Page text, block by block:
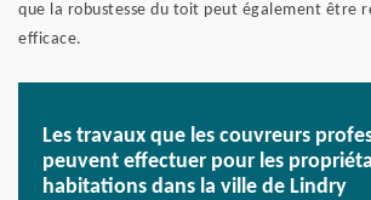
que la robustesse du toit peut également être
efficace.
Les travaux que les couvreurs
peuvent effectuer pour les
habitations dans la ville de Lindry